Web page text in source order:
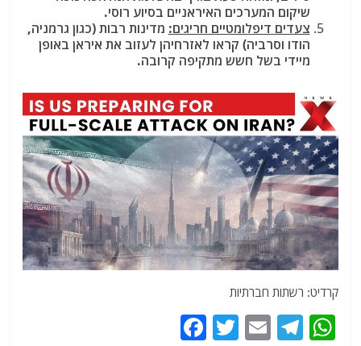
שיקום המערכים האיראניים בסיוע רוסי.
צעדים דיפלומטיים חריגים: מדינות רבות (כגון גרמניה,
הודו וסרביה) קראו לאזרחיהן לעזוב את איראן באופן
מיידי בשל חשש מתקיפה קרובה.
קרדיט: רשתות חברתיות
W
T
E
T